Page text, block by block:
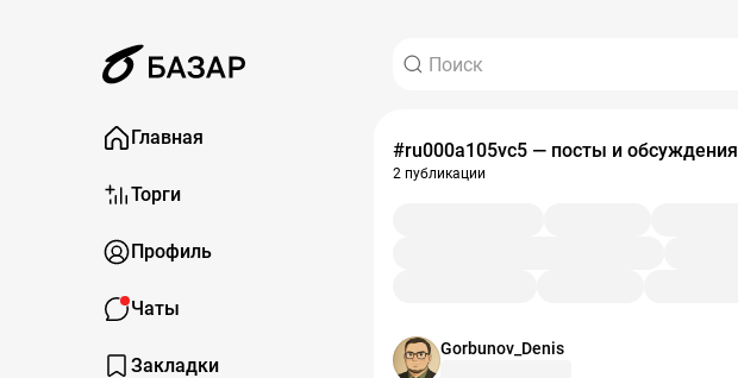
Главная
Торги
Профиль
Чаты
Закладки
#ru000a105vc5 — посты и обсуждения
2 публикации
Gorbunov_Denis